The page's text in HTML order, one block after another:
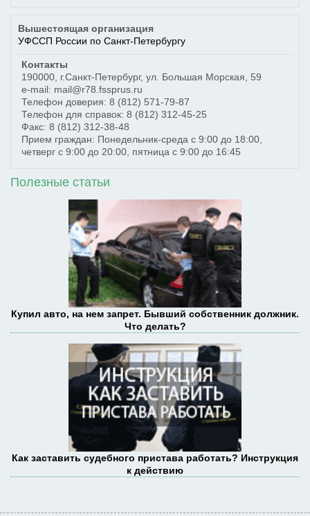
Вышестоящая организация
УФССП России по Санкт-Петербургу
Контакты
190000 г.Санкт-Петербург, ул. Большая Морская, 59
e-mail: mail@r78.fssprus.ru
Телефон доверия: 8 (812) 571-79-87
Телефон для справок: 8 (812) 312-45-25
Факс: 8 (812) 312-38-48
Прием граждан: Понедельник-среда с 9:00 до 18:00,
четверг с 9:00 до 20:00, пятница с 9:00 до 16:45
Полезные статьи
Купил авто, на нем запрет. Бывший собственник должник.
Что делать?
Как заставить судебного пристава работать? Инструкция
к действию